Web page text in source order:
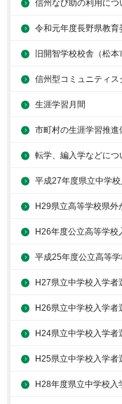
信州なび助の利用につ
令和元年度長野県教
旧開智学校校舎（松
信州型コミュニティ
生涯学習月間
市町村の生涯学習推進
転学、編入学などにつ
平成27年度県立中学
H29県立高等学校県外
H26年度公立高等学校
平成25年度公立高等
H27県立中学校入学者
H26県立中学校入学者
H24県立中学校入学者
H25県立中学校入学者
H28年度県立中学校入